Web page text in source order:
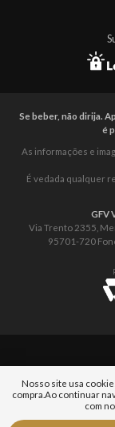
Se beber, não dirija.
é
As informações e
É vedada qualquer
GFV
Via Trento 2355,
95701-720
Nosso site usa
compra. Ao continuar
com